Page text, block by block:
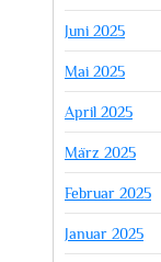
Juni 2025
Mai 2025
April 2025
März 2025
Februar 2025
Januar 2025